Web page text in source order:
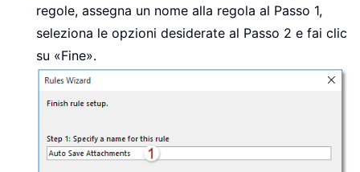
regole, assegna un nome alla regola al Passo 1,
seleziona le opzioni desiderate al Passo 2 e fai clic
su «Fine».